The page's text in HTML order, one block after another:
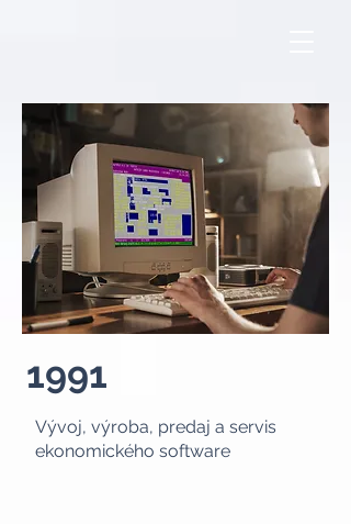
1991
Vývoj, výroba, predaj a servis
ekonomického software